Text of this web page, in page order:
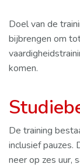
Doel van de
bijbrengen om
komen.
De training
inclusief
neer op zes uur,